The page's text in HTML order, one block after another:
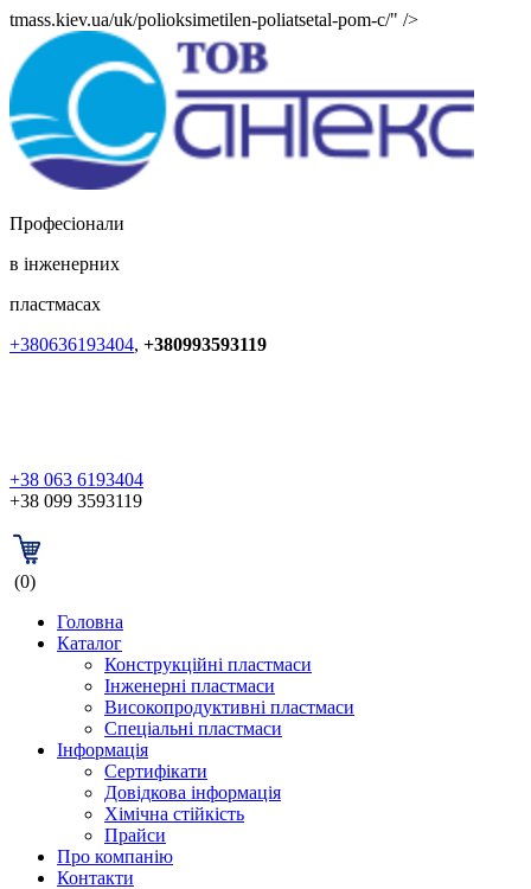
tmass.kiev.ua/uk/polioksimetilen-poliatsetal-pom-c/" />
Професіонали
в інженерних
пластмасах
+380636193404, +380993593119
+38 063 6193404
+38 099 3593119
(0)
Головна
Каталог
Конструкційні пластмаси
Інженерні пластмаси
Високопродуктивні пластмаси
Спеціальні пластмаси
Інформація
Сертифікати
Довідкова інформація
Хімічна стійкість
Прайси
Про компанію
Контакти